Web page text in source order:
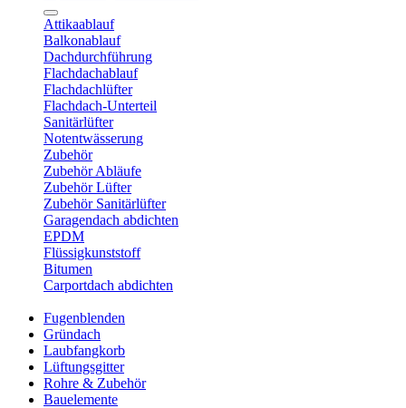
Attikaablauf
Balkonablauf
Dachdurchführung
Flachdachablauf
Flachdachlüfter
Flachdach-Unterteil
Sanitärlüfter
Notentwässerung
Zubehör
Zubehör Abläufe
Zubehör Lüfter
Zubehör Sanitärlüfter
Garagendach abdichten
EPDM
Flüssigkunststoff
Bitumen
Carportdach abdichten
Fugenblenden
Gründach
Laubfangkorb
Lüftungsgitter
Rohre & Zubehör
Bauelemente